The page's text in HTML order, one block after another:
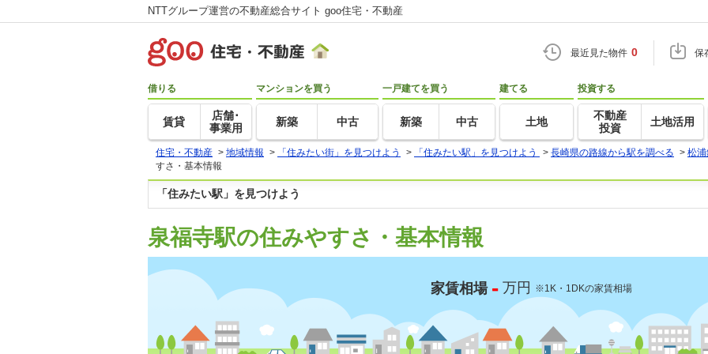
NTTグループ運営の不動産総合サイト goo住宅・不動産
最近見た物件 0 保
借りる
賃貸
店舗･
事業用
マンションを買う
新築 中古
一戸建てを買う
新築 中古
建てる
土地
投資する
不動産
投資
土地活用
住宅・不動産 > 地域情報 > 「住みたい街」を見つけよう > 「住みたい駅」を見つけよう > 長崎県の路線から駅を調べる > 松
すさ・基本情報
「住みたい駅」を見つけよう
泉福寺駅の住みやすさ・基本情報
家賃相場 -万円 ※1K・1DKの家賃相場